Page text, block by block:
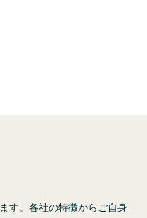
す。各社の特徴からご自身